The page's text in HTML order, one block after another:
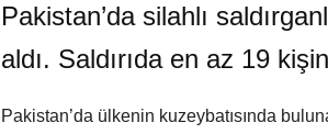
Pakistan’da silahlı
aldı. Saldırıda en az 19
Pakistan’da ülkenin kuzeybatısında